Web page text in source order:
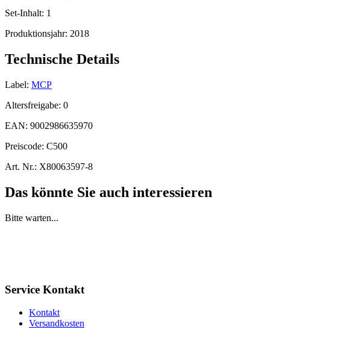
Set-Inhalt: 1
Produktionsjahr: 2018
Technische Details
Label: MCP
Altersfreigabe: 0
EAN: 9002986635970
Preiscode: C500
Art. Nr.: X80063597-8
Das könnte Sie auch interessieren
Bitte warten...
Service Kontakt
Kontakt
Versandkosten